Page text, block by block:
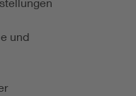
und